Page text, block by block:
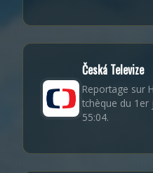
Česká Televize
Reportage sur
tchèque du 1er
55:04.